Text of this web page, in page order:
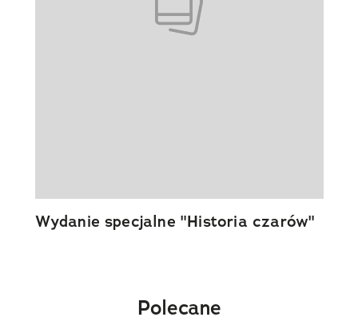
Wydanie specjalne "Historia czarów"
Polecane